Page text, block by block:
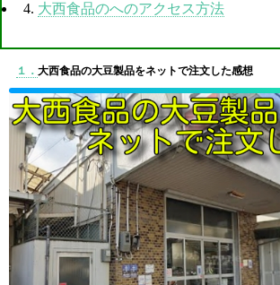
4. 大西食品のへのアクセス方法
１． 大西食品の大豆製品をネットで注文した感想